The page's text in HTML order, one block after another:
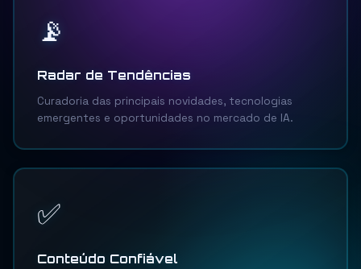
📡
Radar de Tendências
Curadoria das principais novidades, tecnologias
emergentes e oportunidades no mercado de IA.
✅
Conteúdo Confiável